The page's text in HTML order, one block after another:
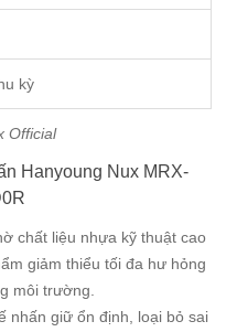
kỳ
Official
Hanyoung Nux MRX-
chất liệu nhựa kỹ thuật cao
giảm thiểu tối đa hư hỏng
môi trường.
nhấn giữ ổn định, loại bỏ sai